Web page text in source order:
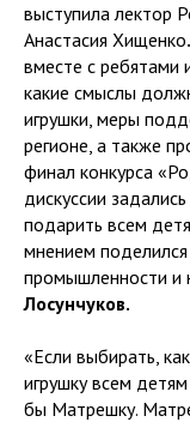
выступила лектор
Анастасия Хищенко.
вместе с ребятами
какие смыслы
игрушки, меры
регионе, а также
финал конкурса
дискуссии
подарить всем
мнением
промышленности и
Лосунчуков.
«Если выбирать,
игрушку всем
бы Матрешку.